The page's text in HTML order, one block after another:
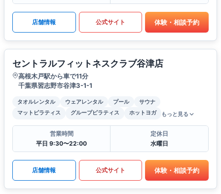
店舗情報 公式サイト 体験・相談予約
セントラルフィットネスクラブ谷津店
高根木戸駅から車で11分
千葉県習志野市谷津3-1-1
タオルレンタル ウェアレンタル プール
サウナ
マットピラティス
グループピラティス ホットヨガ もっと見る
営業時間
平日 9:30〜22:00
定休日
水曜日
店舗情報 公式サイト 体験・相談予約